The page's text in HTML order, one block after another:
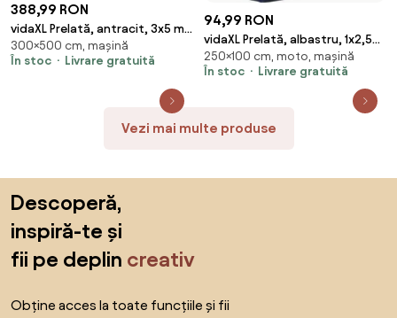
388,99 RON
vidaXL Prelată, antracit, 3x5 m,
650 g/m²
300×500 cm, mașină
În stoc
Livrare gratuită
94,99 RON
vidaXL Prelată, albastru, 1x2,5
m, 650 g/m²
250×100 cm, moto, mașină
În stoc
Livrare gratuită
Vezi mai multe produse
Descoperă,
inspiră-te și
fii pe deplin creativ
Obține acces la toate funcțiile și fii